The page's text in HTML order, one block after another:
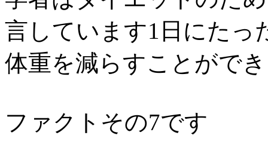
言しています1日にたっ
体重を減らすことがで
ファクトその7です